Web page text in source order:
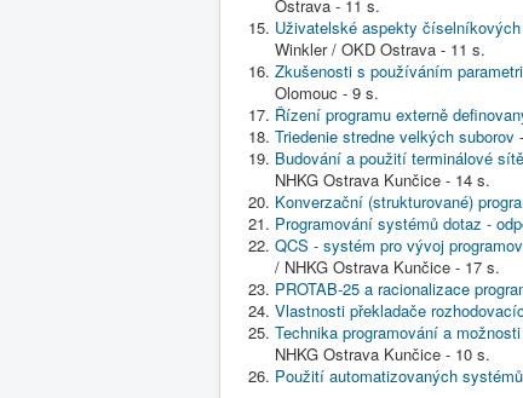
Ostrava - 11 s.
Uživatelské aspekty
Winkler / OKD Ostrava - 11 s.
Zkušenosti s používáním
Olomouc - 9 s.
Řízení programu externě
Triedenie stredne velkých suborov
Budování a použití terminálové
NHKG Ostrava Kunčice - 14 s.
Konverzační (strukturované)
Programování systémů dotaz -
QCS - systém pro vývoj
/ NHKG Ostrava Kunčice - 17 s.
PROTAB-25 a racionalizace
Vlastnosti překladače
Technika programování a
NHKG Ostrava Kunčice - 10 s.
Použití automatizovaných